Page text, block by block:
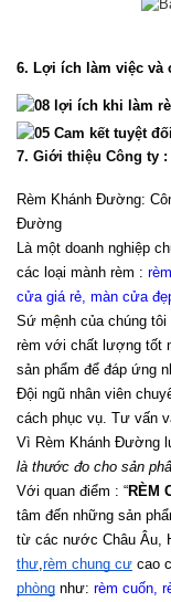
6. Lợi ích làm việc và
7. Giới thiệu Công ty
Rèm Khánh Đường:
Đường
Là một doanh nghiệp
các loại mành rèm :
cửa giá rẻ, màn cửa
Sứ mệnh của chúng
rèm với chất lượng tốt
sản phẩm để đáp ứng
Đội ngũ nhân viên
cách phục vụ. Tư vấn
Vì Rèm Khánh Đường
là thước đo cho sản
Với quan điểm : “RÈM
tâm đến những sản
từ các nước Châu Âu,
thự rèm chung cư cao
phòng như: rèm cuốn